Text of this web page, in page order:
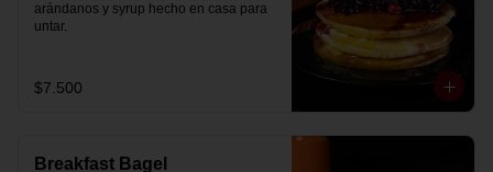
arándanos y syrup hecho en casa para
untar.
$7.500
Breakfast Bagel